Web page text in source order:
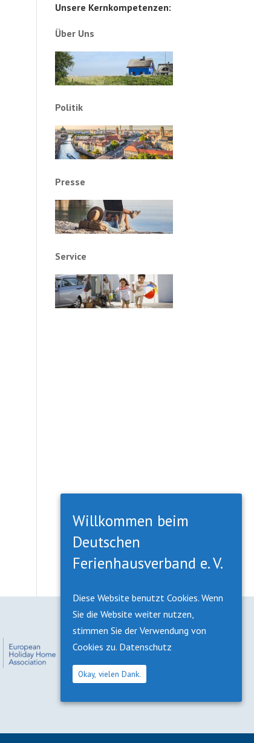
Unsere Kernkompetenzen:
Über Uns
Politik
Presse
Service
Willkommen beim
Deutschen
Ferienhausverband e. V.
Diese Website benutzt Cookies. Wenn
Sie die Website weiter nutzen,
stimmen Sie der Verwendung von
Cookies zu. Datenschutz
Okay, vielen Dank.